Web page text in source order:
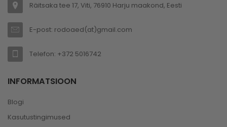
Räitsaka tee 17, Viti, 76910 Harju maakond, Eesti
E-post: rodoaed(at)gmail.com
Telefon: +372 5016742
INFORMATSIOON
Blogi
Kasutustingimused